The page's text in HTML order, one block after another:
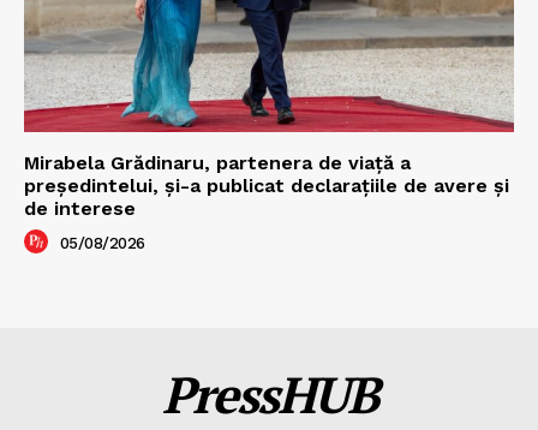
Mirabela Grădinaru, partenera de viață a
președintelui, și-a publicat declarațiile de avere și
de interese
05/08/2026
PressHUB